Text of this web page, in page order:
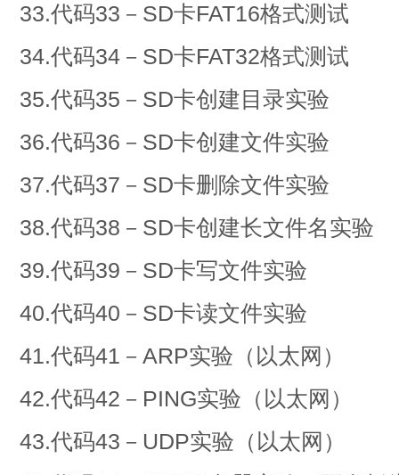
33.代码33－SD卡FAT16格式测试
34.代码34－SD卡FAT32格式测试
35.代码35－SD卡创建目录实验
36.代码36－SD卡创建文件实验
37.代码37－SD卡删除文件实验
38.代码38－SD卡创建长文件名实验
39.代码39－SD卡写文件实验
40.代码40－SD卡读文件实验
41.代码41－ARP实验（以太网）
42.代码42－PING实验（以太网）
43.代码43－UDP实验（以太网）